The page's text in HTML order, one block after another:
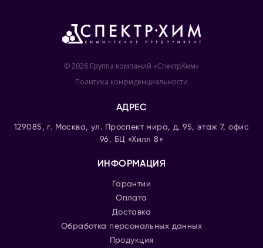
© 2026 Группа компаний «СпектрХим»
Политика конфиденциальности
АДРЕС
129085, г. Москва, ул. Проспект мира, д. 95, этаж 7, офис
96, БЦ «Хилл 8»
ИНФОРМАЦИЯ
Гарантии
Оплата
Доставка
Обработка персональных данных
Продукция